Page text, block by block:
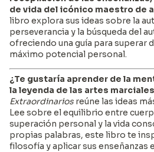
de vida del icónico maestro de
libro explora sus ideas sobre la
perseverancia y la búsqueda del
ofreciendo una guía para superar
máximo potencial personal.
¿Te gustaría aprender de la
la leyenda de las artes
Extraordinarios reúne las ideas
Lee sobre el equilibrio entre
superación personal y la vida
propias palabras, este libro te
filosofía y aplicar sus enseñanzas